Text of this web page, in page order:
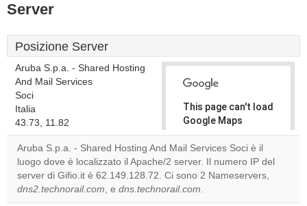
Server
Posizione Server
Aruba S.p.a. - Shared Hosting
And Mail Services
Soci
Italia
43.73, 11.82
This page can't load
Google Maps
correctly.
Do you
own this
website?
OK
Aruba S.p.a. - Shared Hosting And Mail Services Soci è il
luogo dove è localizzato il Apache/2 server. Il numero IP del
server di Gifio.it è 62.149.128.72. Ci sono 2 Nameservers,
dns2.technorail.com, e dns.technorail.com.